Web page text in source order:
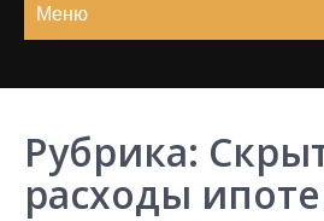
Меню
Рубрика:
расходы